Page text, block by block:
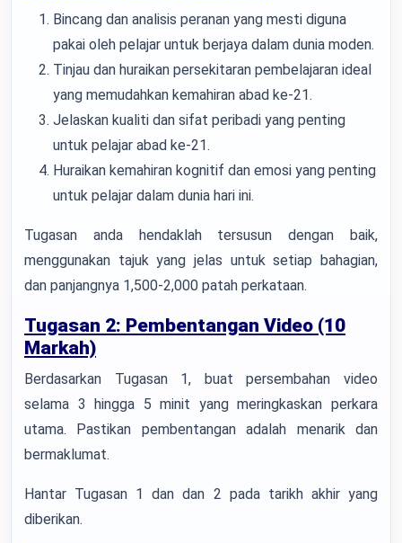
Bincang dan analisis peranan yang mesti diguna
pakai oleh pelajar untuk berjaya dalam dunia moden.
Tinjau dan huraikan persekitaran pembelajaran ideal
yang memudahkan kemahiran abad ke-21.
Jelaskan kualiti dan sifat peribadi yang penting
untuk pelajar abad ke-21.
Huraikan kemahiran kognitif dan emosi yang penting
untuk pelajar dalam dunia hari ini.
Tugasan anda hendaklah tersusun dengan baik,
menggunakan tajuk yang jelas untuk setiap bahagian,
dan panjangnya 1,500-2,000 patah perkataan.
Tugasan 2: Pembentangan Video (10
Markah)
Berdasarkan Tugasan 1, buat persembahan video
selama 3 hingga 5 minit yang meringkaskan perkara
utama. Pastikan pembentangan adalah menarik dan
bermaklumat.
Hantar Tugasan 1 dan dan 2 pada tarikh akhir yang
diberikan.